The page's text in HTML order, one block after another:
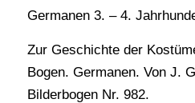
Germanen 3. – 4.
Zur Geschichte der
Bogen. Germanen. Von J.
Bilderbogen Nr. 982.